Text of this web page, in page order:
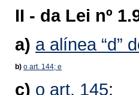
II - da Lei nº
a) a alínea “d”
b) o art. 144; e
c) o art. 145;